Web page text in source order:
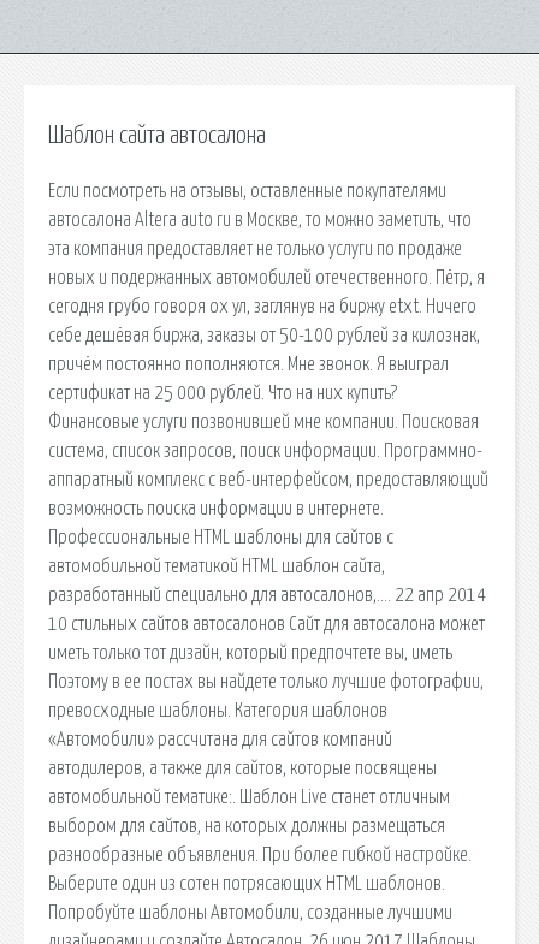
Шаблон сайта автосалона
Если посмотреть на отзывы, оставленные покупателями
автосалона Altera auto ru в Москве, то можно заметить, что
эта компания предоставляет не только услуги по продаже
новых и подержанных автомобилей отечественного. Пётр, я
сегодня грубо говоря ох ул, заглянув на биржу etxt. Ничего
себе дешёвая биржа, заказы от 50-100 рублей за килознак,
причём постоянно пополняются. Мне звонок. Я выиграл
сертификат на 25 000 рублей. Что на них купить?
Финансовые услуги позвонившей мне компании. Поисковая
сиcтема, список запросов, поиск информации. Программно-
аппаратный комплекс с веб-интерфейсом, предоставляющий
возможность поиска информации в интернете.
Профессиональные HTML шаблоны для сайтов с
автомобильной тематикой HTML шаблон сайта,
разработанный специально для автосалонов,…. 22 апр 2014
10 стильных сайтов автосалонов Сайт для автосалона может
иметь только тот дизайн, который предпочтете вы, иметь
Поэтому в ее постах вы найдете только лучшие фотографии,
превосходные шаблоны. Категория шаблонов
«Автомобили» рассчитана для сайтов компаний
автодилеров, а также для сайтов, которые посвящены
автомобильной тематике:. Шаблон Live станет отличным
выбором для сайтов, на которых должны размещаться
разнообразные объявления. При более гибкой настройке.
Выберите один из сотен потрясающих HTML шаблонов.
Попробуйте шаблоны Автомобили, созданные лучшими